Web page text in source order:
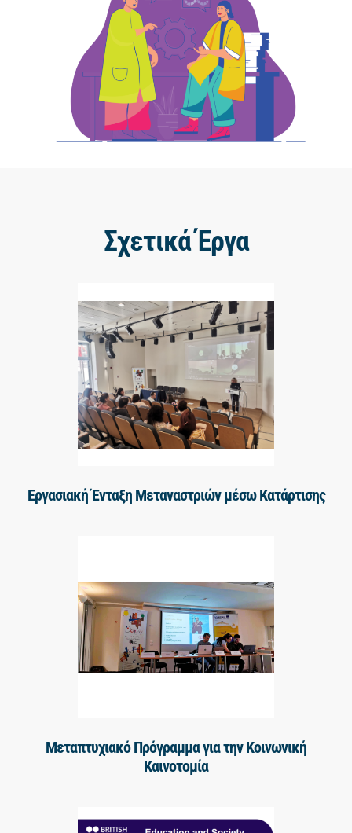
Σχετικά Έργα
Εργασιακή Ένταξη Μεταναστριών μέσω Κατάρτισης
Μεταπτυχιακό Πρόγραμμα για την Κοινωνική
Καινοτομία